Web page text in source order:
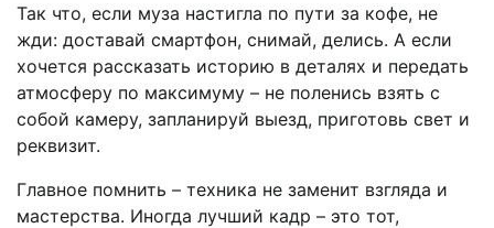
Так что, если муза настигла по пути за кофе, не
жди: доставай смартфон, снимай, делись. А если
хочется рассказать историю в деталях и передать
атмосферу по максимуму – не поленись взять с
собой камеру, запланируй выезд, приготовь свет и
реквизит.
Главное помнить – техника не заменит взгляда и
мастерства. Иногда лучший кадр – это тот,